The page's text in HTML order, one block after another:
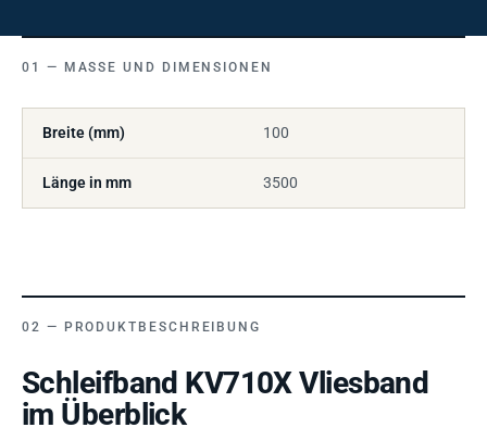
MASSE UND DIMENSIONEN
Breite (mm) 100
Länge in mm 3500
PRODUKTBESCHREIBUNG
Schleifband KV710X Vliesband
im Überblick